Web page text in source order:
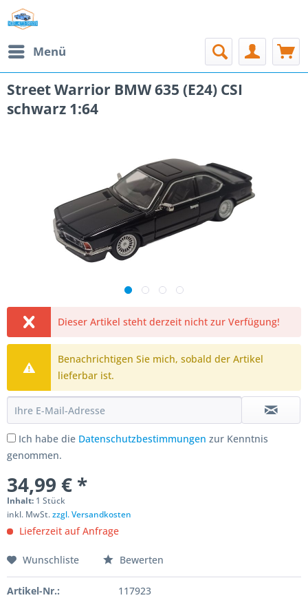
Menü
Street Warrior BMW 635 (E24) CSI
schwarz 1:64
Dieser Artikel steht derzeit nicht zur Verfügung!
Benachrichtigen Sie mich, sobald der Artikel
lieferbar ist.
Ich habe die Datenschutzbestimmungen zur Kenntnis
genommen.
34,99 € *
Inhalt: 1 Stück
inkl. MwSt.zzgl. Versandkosten
Lieferzeit auf Anfrage
Wunschliste Bewerten
Artikel-Nr.:
117923